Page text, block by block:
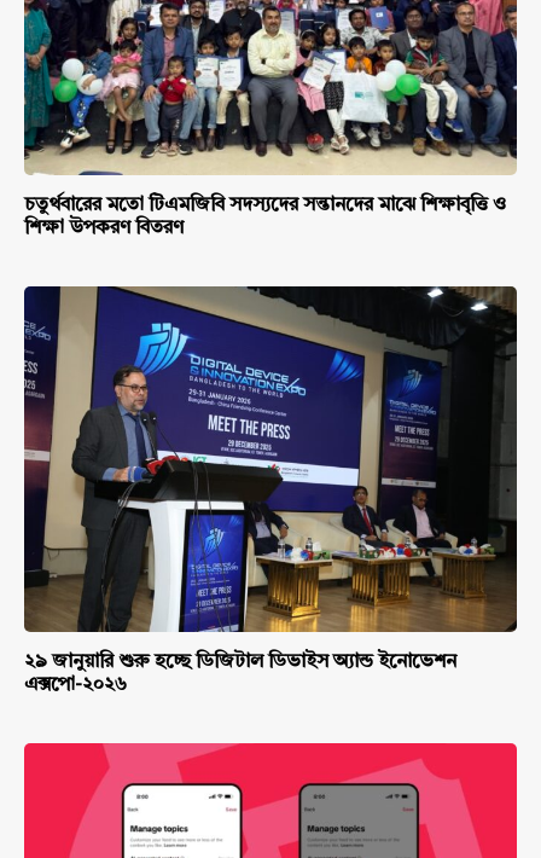
চতুর্থবারের মতো টিএমজিবি সদস্যদের সন্তানদের মাঝে শিক্ষাবৃত্তি ও
শিক্ষা উপকরণ বিতরণ
২৯ জানুয়ারি শুরু হচ্ছে ডিজিটাল ডিভাইস অ্যান্ড ইনোভেশন
এক্সপো-২০২৬